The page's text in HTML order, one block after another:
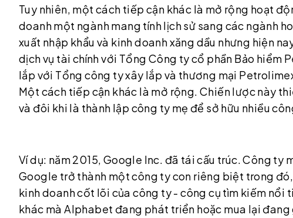
Tuy nhiên, một cách tiếp cận khác là mở rộng hoạt
doanh một ngành mang tính lịch sử sang các ngành
xuất nhập khẩu và kinh doanh xăng dầu nhưng hiện
dịch vụ tài chính với Tổng Công ty cổ phần Bảo hiểm
lắp với Tổng công ty xây lắp và thương mại
Một cách tiếp cận khác là mở rộng. Chiến lược này
và đôi khi là thành lập công ty mẹ để sở hữu nhiều
Ví dụ: năm 2015, Google Inc. đã tái cấu trúc. Công
Google trở thành một công ty con riêng biệt trong
kinh doanh cốt lõi của công ty - công cụ tìm kiếm
khác mà Alphabet đang phát triển hoặc mua lại đang